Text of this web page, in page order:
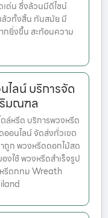
เด่น ซึ่งล้วนมีดีไซน์
ล้วทั้งสิ้น ทันสมัย มี
กยิ่งขึ้น สะท้อนความ
ลน์ บริการจัด
ริมณฑล
ล์หรีด บริการพวงหรีด
อนไลน์ จัดส่งทั่วเขต
ถูก พวงหรีดดอกไม้สด
ใช้ พวงหรีดสำเร็จรูป
รีดกทม Wreath